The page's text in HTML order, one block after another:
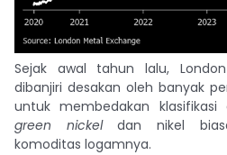
Sejak awal tahun lalu,
dibanjiri desakan oleh banyak
untuk membedakan klasifikasi
green nickeldan nikel
komoditas logamnya.